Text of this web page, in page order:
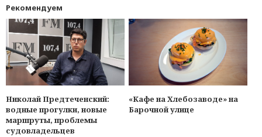
Рекомендуем
Николай Предтеченский:
водные прогулки, новые
маршруты, проблемы
судовладельцев
«Кафе на Хлебозаводе» на
Барочной улице